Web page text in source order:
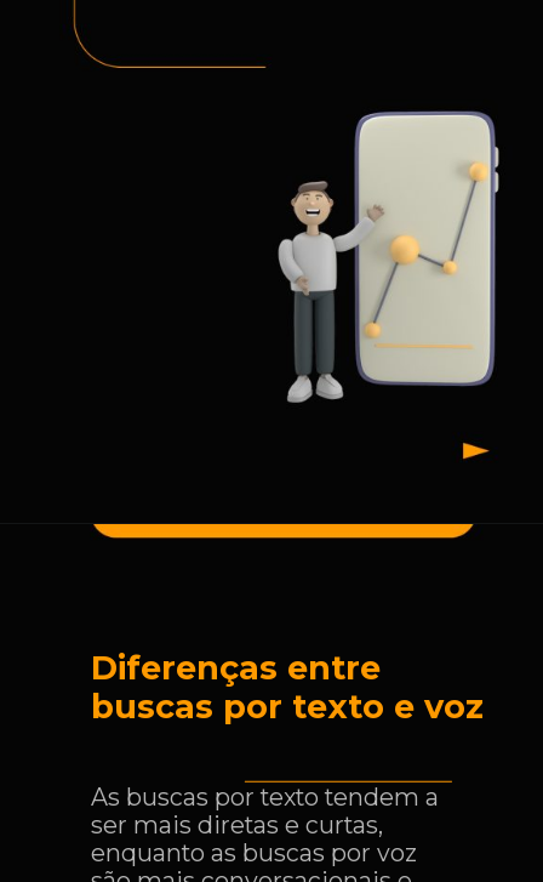
As buscas por texto tendem a
ser mais diretas e curtas,
enquanto as buscas por voz
Diferenças entre
buscas por texto e voz